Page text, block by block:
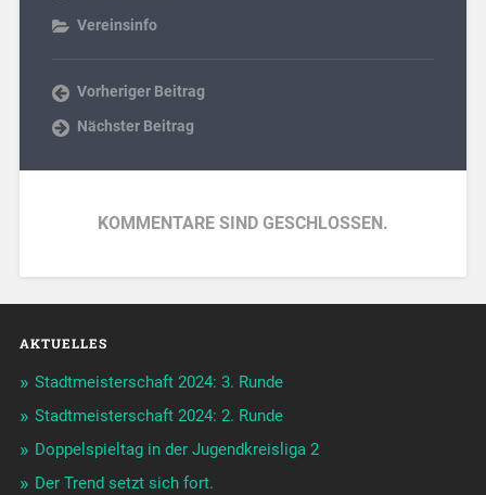
Vereinsinfo
Vorheriger Beitrag
Nächster Beitrag
KOMMENTARE SIND GESCHLOSSEN.
AKTUELLES
Stadtmeisterschaft 2024: 3. Runde
Stadtmeisterschaft 2024: 2. Runde
Doppelspieltag in der Jugendkreisliga 2
Der Trend setzt sich fort.